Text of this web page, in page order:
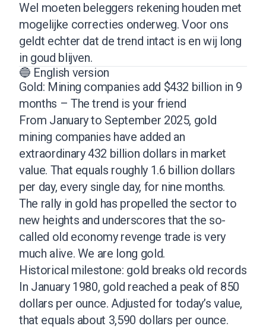
Wel moeten beleggers rekening houden met
mogelijke correcties onderweg. Voor ons
geldt echter dat de trend intact is en wij long
in goud blijven.
🔵 English version
Gold: Mining companies add $432 billion in 9
months – The trend is your friend
From January to September 2025, gold
mining companies have added an
extraordinary 432 billion dollars in market
value. That equals roughly 1.6 billion dollars
per day, every single day, for nine months.
The rally in gold has propelled the sector to
new heights and underscores that the so-
called old economy revenge trade is very
much alive. We are long gold.
Historical milestone: gold breaks old records
In January 1980, gold reached a peak of 850
dollars per ounce. Adjusted for today’s value,
that equals about 3,590 dollars per ounce.